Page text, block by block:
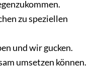
zu speziellen
und wir gucken.
umsetzen können.